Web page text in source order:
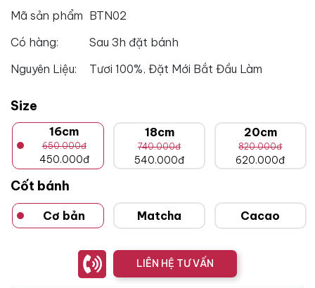
Mã sản phẩm BTN02
Có hàng:
Sau 3h đặt bánh
Nguyên Liệu:
Tươi 100%, Đặt Mới Bắt Đầu Làm
Size
16cm
650.000đ
450.000đ
18cm
740.000đ
540.000đ
20cm
820.000đ
620.000đ
Cốt bánh
Cơ bản Matcha Cacao
LIÊN HỆ TƯ VẤN